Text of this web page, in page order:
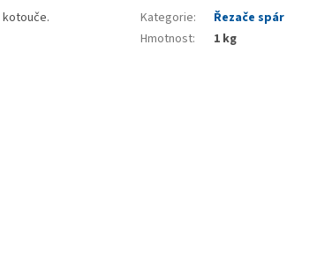
kotouče. Kategorie:
Řezače spár
Hmotnost: 1 kg